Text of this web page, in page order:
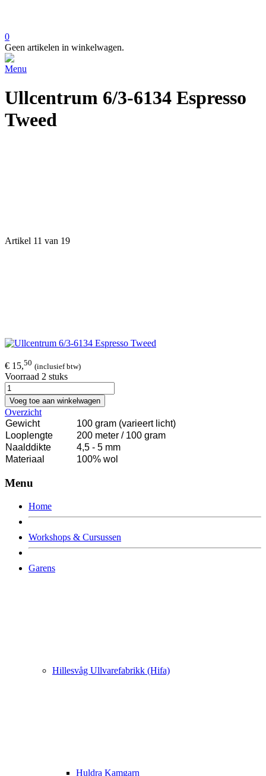
0
Geen artikelen in winkelwagen.
Menu
Ullcentrum 6/3-6134 Espresso
Tweed
Artikel 11 van 19
€ 15,50 (inclusief btw)
Voorraad 2 stuks
Voeg toe aan winkelwagen
Overzicht
Gewicht
100 gram (varieert licht)
Looplengte
200 meter / 100 gram
Naalddikte
4,5 - 5 mm
Materiaal
100% wol
Menu
Home
Workshops & Cursussen
Garens
Hillesvåg Ullvarefabrikk (Hifa)
Huldra Kamgarn